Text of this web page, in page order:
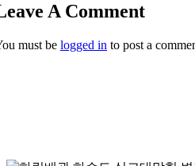
A Comment
must be logged in to post a